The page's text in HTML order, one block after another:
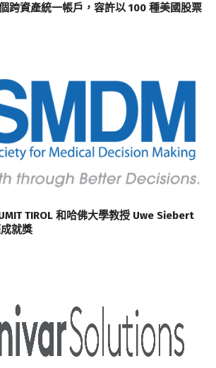
跨資產統一帳戶，容許以 100 種美國股票
TIROL 和哈佛大學教授 Uwe Siebert
就獎